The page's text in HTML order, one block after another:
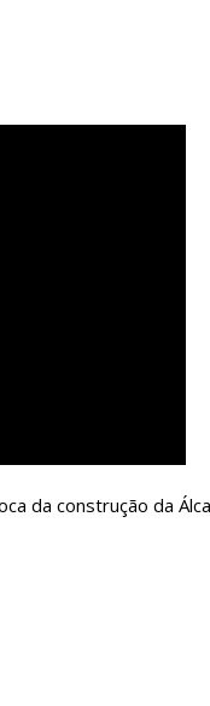
da construção da